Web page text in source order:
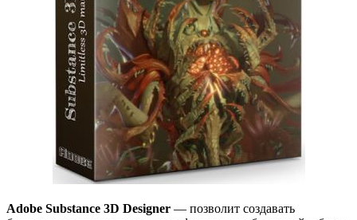
Adobe Substance 3D Designer — позволит создавать